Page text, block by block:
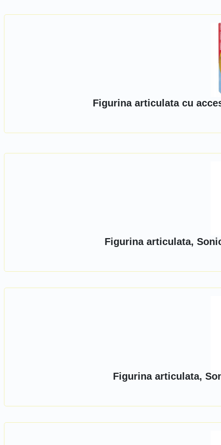
Figurina articulata cu
Figurina articulata,
Figurina articulata,